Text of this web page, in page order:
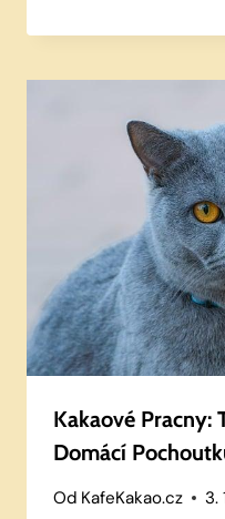
Kakaové Pracny:
Domácí
Od KafeKakao.cz 3.